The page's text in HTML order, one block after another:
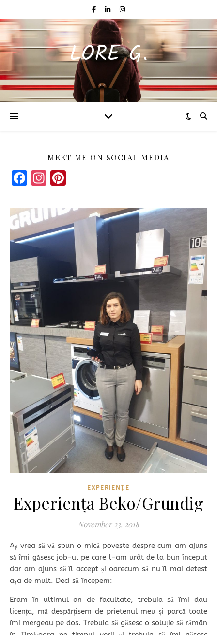
LORE G.
MEET ME ON SOCIAL MEDIA
Facebook
Instagram
EXPERIENȚE
Experiența Beko/Grundig
November 23, 2018
Aș vrea să vă spun o mică poveste despre cum am ajuns
să îmi găsesc job-ul pe care l-am urât de la bun început
dar am ajuns să îl accept și oarecum să nu îl mai detest
așa de mult. Deci să începem:
Eram în ultimul an de facultate, trebuia să îmi dau
licența, mă despărțisem de prietenul meu și parcă toate
îmi mergeau pe dos. Trebuia să găsesc o soluție să rămân